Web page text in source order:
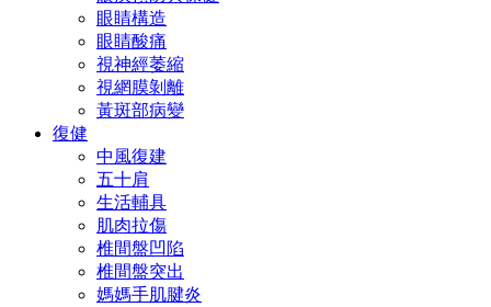
眼睛構造
眼睛酸痛
視神經萎縮
視網膜剝離
黃斑部病變
復健
中風復建
五十肩
生活輔具
肌肉拉傷
椎間盤凹陷
椎間盤突出
媽媽手肌腱炎